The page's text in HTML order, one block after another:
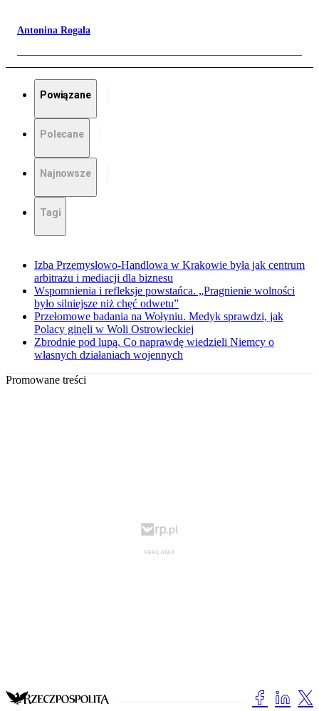
Antonina Rogala
Powiązane
Polecane
Najnowsze
Tagi
Izba Przemysłowo-Handlowa w Krakowie była jak centrum
arbitrażu i mediacji dla biznesu
Wspomnienia i refleksje powstańca. „Pragnienie wolności
było silniejsze niż chęć odwetu”
Przełomowe badania na Wołyniu. Medyk sprawdzi, jak
Polacy ginęli w Woli Ostrowieckiej
Zbrodnie pod lupą. Co naprawdę wiedzieli Niemcy o
własnych działaniach wojennych
Promowane treści